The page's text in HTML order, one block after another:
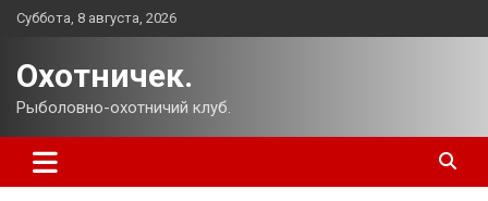
Перейти
Суббота, 8 августа, 2026
Охотничек.
Рыболовно-охотничий клуб.